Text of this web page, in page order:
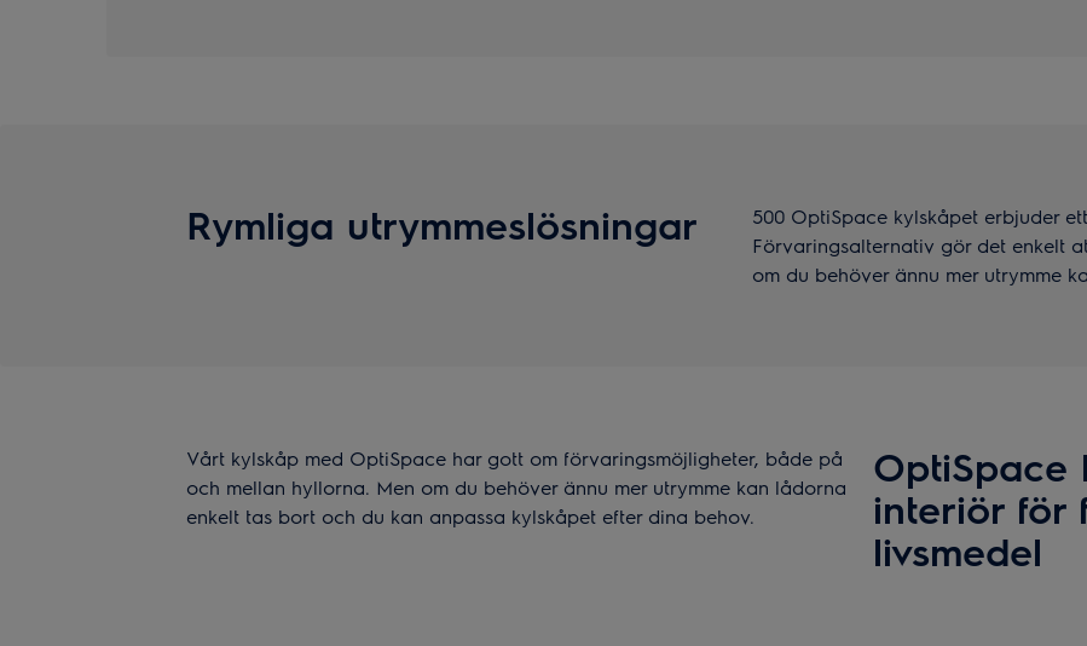
Rymliga utrymmeslösningar
500 OptiSpace kylskåpet erbjuder
Förvaringsalternativ gör det enkelt
om du behöver ännu mer utrymme
OptiSpace
interiör för
livsmedel
Vårt kylskåp med OptiSpace har gott om förvaringsmöjligheter, både på
och mellan hyllorna. Men om du behöver ännu mer utrymme kan lådorna
enkelt tas bort och du kan anpassa kylskåpet efter dina behov.